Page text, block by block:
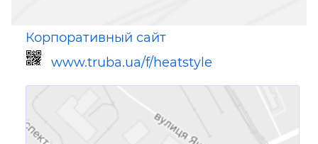
Корпоративный сайт
www.truba.ua/f/heatstyle